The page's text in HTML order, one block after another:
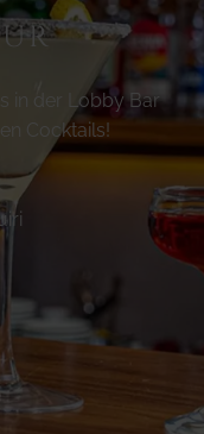
in der Lobby Bar
Cocktails!